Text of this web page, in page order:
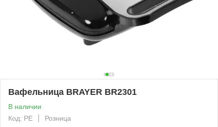
Вафельница BRAYER BR2301
В наличии
Код: PE
Розница